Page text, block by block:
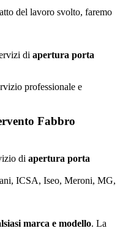
del lavoro svolto, faremo
di apertura porta
professionale e
Fabbro
di apertura porta
ICSA, Iseo, Meroni, MG,
marca e modello. La